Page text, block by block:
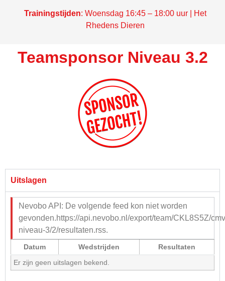
Trainingstijden: Woensdag 16:45 – 18:00 uur | Het
Rhedens Dieren
Teamsponsor Niveau 3.2
Uitslagen
Nevobo API: De volgende feed kon niet worden
gevonden.https://api.nevobo.nl/export/team/CKL8S5Z/
niveau-3/2/resultaten.rss.
Datum Wedstrijden
Resultaten
Er zijn geen uitslagen bekend.